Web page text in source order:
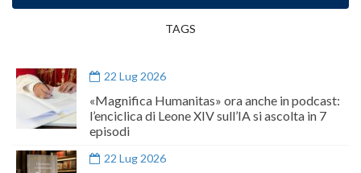
TAGS
22 Lug 2026
«Magnifica Humanitas» ora anche in podcast:
l’enciclica di Leone XIV sull’IA si ascolta in 7
episodi
22 Lug 2026